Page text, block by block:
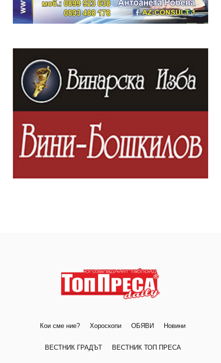
Кои сме ние? Хороскопи ОБЯВИ Новини
ВЕСТНИК ГРАДЪТ ВЕСТНИК ТОП ПРЕСА